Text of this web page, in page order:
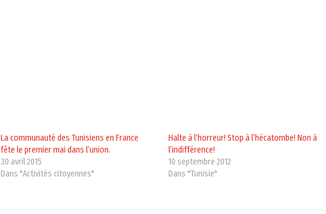
La communauté des Tunisiens en France
fête le premier mai dans l’union.
30 avril 2015
Dans "Activités citoyennes"
Halte à l’horreur! Stop à l’hécatombe! Non à
l’indifférence!
10 septembre 2012
Dans "Tunisie"